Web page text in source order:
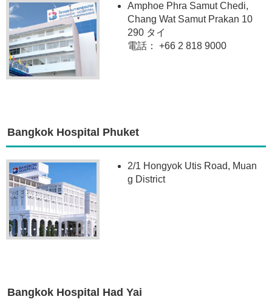
Amphoe Phra Samut Chedi,
Chang Wat Samut Prakan 10
290 タイ
電話： +66 2 818 9000
Bangkok Hospital Phuket
2/1 Hongyok Utis Road, Muan
g District
Bangkok Hospital Had Yai